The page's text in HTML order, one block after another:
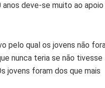
deve-se muito ao apoio
pelo qual os jovens não
nunca teria se não tivesse
jovens foram dos que mais